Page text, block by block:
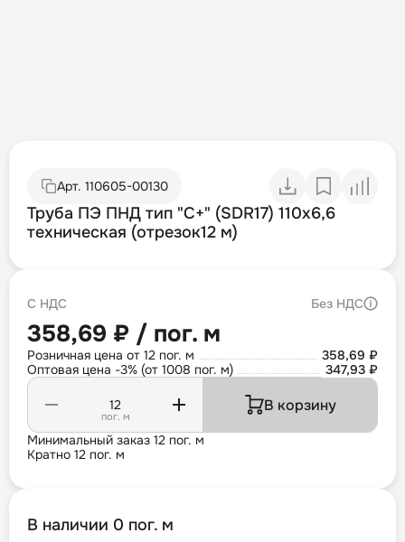
Арт. 110605-00130
Труба ПЭ ПНД тип "С+" (SDR17) 110х6,6
техническая (отрезок12 м)
С НДС Без НДС
358,69 ₽ / пог. м
Розничная цена от 12 пог. м
358,69 ₽
Оптовая цена -3% (от 1008 пог. м)
347,93 ₽
пог. м
В корзину
Минимальный заказ 12 пог. м
Кратно 12 пог. м
В наличии 0 пог. м